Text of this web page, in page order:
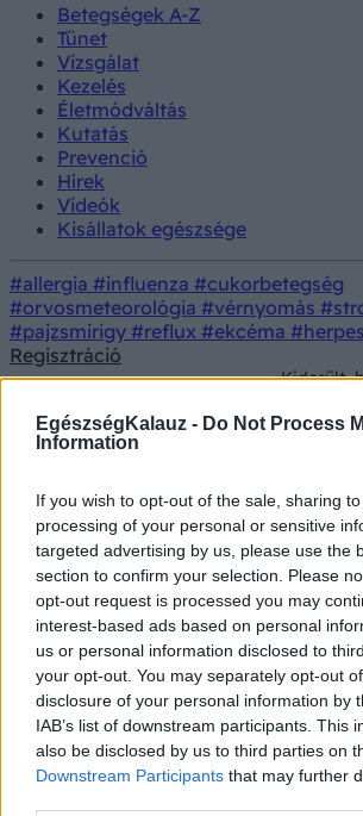
EgészségKalauz - Do Not Process
Information
If you wish to opt-out of the sale, sharing
processing of your personal or sensitive
targeted advertising by us, please use the
section to confirm your selection. Please
opt-out request is processed you may
interest-based ads based on personal
us or personal information disclosed to
your opt-out. You may separately opt-out
disclosure of your personal information by
IAB’s list of downstream participants. This
also be disclosed by us to third parties on
Downstream Participants that may further
Betegségek A-Z
Tünet
Vizsgálat
Kezelés
Életmódváltás
Kutatás
Prevenció
Hírek
Videók
Kisállatok egészsége
#allergia #influenza #cukorbetegség
#orvosmeteorológia #vérnyomás
#pajzsmirigy #reflux #ekcéma
Regisztráció
kutatások
Kiderült,
sejt
Kiderült, hány nem
lakozik a testünkben -
vagyunk, mint hittük!